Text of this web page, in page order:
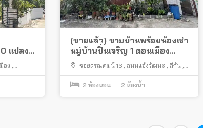
แปลง
รงการ
อง ,
(ขายแล้ว) ขายบ้านพร้อมห้องเช่า
หมู่บ้านปิ่นเจริญ 1 ดอนเมือง
ทำเลดีใกล้สนามบิน
ซอยสรณคมน์ 16 , ถนนแจ้งวัฒนะ , สีกัน ,
ดอนเมือง , กรุงเทพมหานคร
2 ห้องนอน 2 ห้องน้ำ